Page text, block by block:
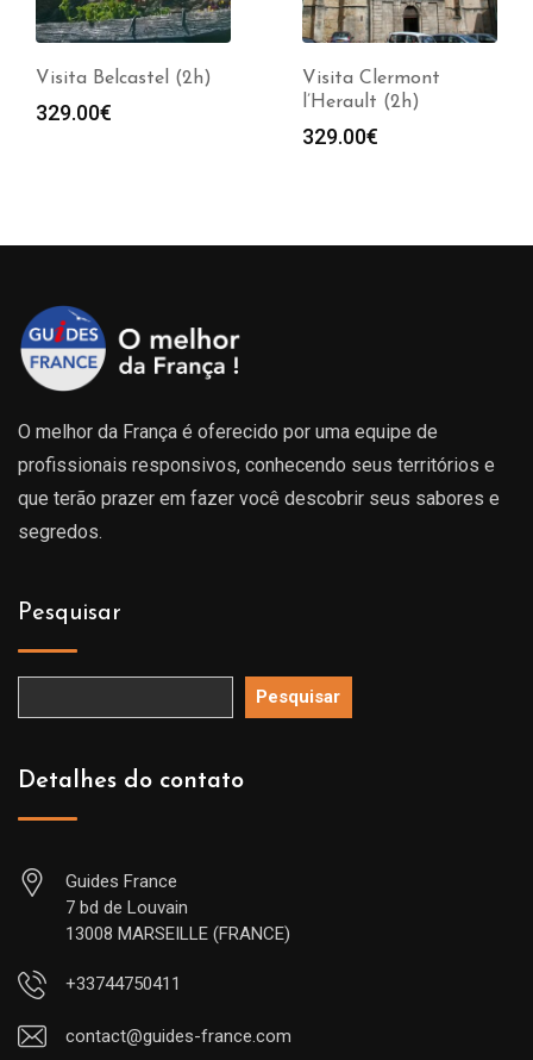
Visita Belcastel (2h)
329.00€
Visita Clermont
l’Herault (2h)
329.00€
O melhor da França é oferecido por uma equipe de
profissionais responsivos, conhecendo seus territórios e
que terão prazer em fazer você descobrir seus sabores e
segredos.
Pesquisar
Pesquisar
Detalhes do contato
Guides France
7 bd de Louvain
13008 MARSEILLE (FRANCE)
+33744750411
contact@guides-france.com